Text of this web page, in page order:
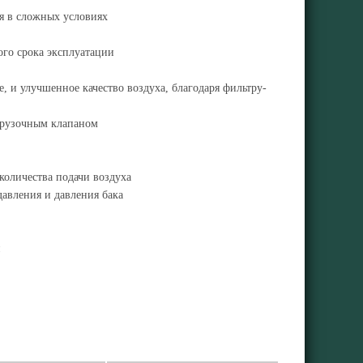
в сложных условиях
срока эксплуатации
и улучшенное качество воздуха, благодаря фильтру-
клапаном
подачи воздуха
и давления бака